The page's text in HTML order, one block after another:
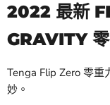
2022 最新
GRAVITY
Tenga Flip Zero 零重
妙。